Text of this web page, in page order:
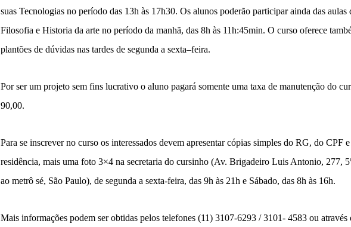
suas Tecnologias no período das 13h às 17h30. Os alunos poderão participar ainda das
Filosofia e Historia da arte no período da manhã, das 8h às 11h:45min. O curso oferece
plantões de dúvidas nas tardes de segunda a sexta–feira.
Por ser um projeto sem fins lucrativo o aluno pagará somente uma taxa de manutenção do
90,00.
Para se inscrever no curso os interessados devem apresentar cópias simples do RG, do CPF
residência, mais uma foto 3×4 na secretaria do cursinho (Av. Brigadeiro Luis Antonio, 277,
ao metrô sé, São Paulo), de segunda a sexta-feira, das 9h às 21h e Sábado, das 8h às 16h.
Mais informações podem ser obtidas pelos telefones (11) 3107-6293 / 3101- 4583 ou através